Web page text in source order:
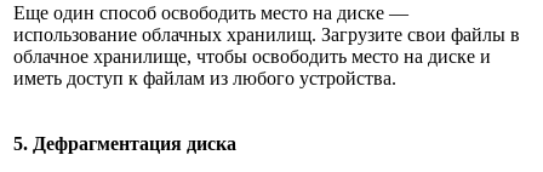
Еще один способ освободить место на диске —
использование облачных хранилищ. Загрузите свои файлы в
облачное хранилище, чтобы освободить место на диске и
иметь доступ к файлам из любого устройства.
5. Дефрагментация диска